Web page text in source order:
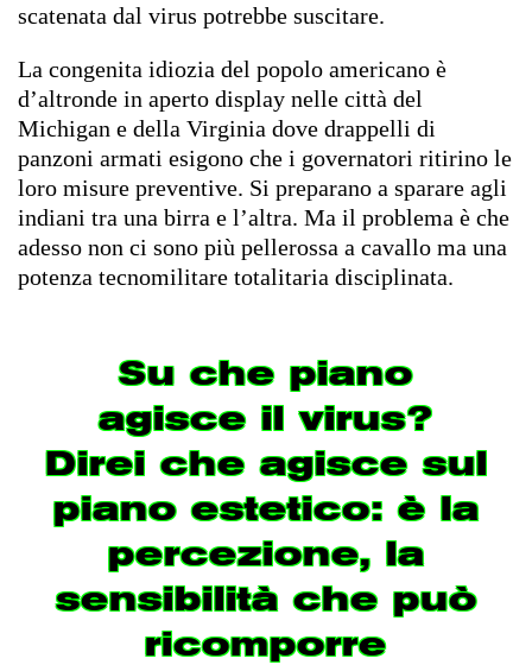
scatenata dal virus potrebbe suscitare.
La congenita idiozia del popolo americano è
d’altronde in aperto display nelle città del
Michigan e della Virginia dove drappelli di
panzoni armati esigono che i governatori ritirino le
loro misure preventive. Si preparano a sparare agli
indiani tra una birra e l’altra. Ma il problema è che
adesso non ci sono più pellerossa a cavallo ma una
potenza tecnomilitare totalitaria disciplinata.
Su che piano
agisce il virus?
Direi che agisce sul
piano estetico: è la
percezione, la
sensibilità che può
ricomporre